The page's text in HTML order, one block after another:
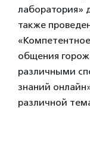
лаборатория»
также
общения
различными
знаний
различной